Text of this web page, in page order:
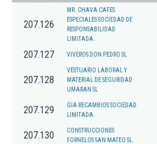
207.126
MR. CHAVA CAFES
ESPECIALES SOCIEDAD DE
RESPONSABILIDAD
LIMITADA.
207.127 VIVEROS DON PEDRO SL
207.128
VESTUARIO LABORAL Y
MATERIAL DE SEGURIDAD
UMARAN SL
207.129
GIA RECAMBIOS SOCIEDAD
LIMITADA.
207.130
CONSTRUCCIONES
FORNELOS SAN MATEO SL.